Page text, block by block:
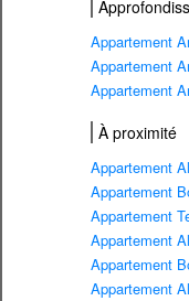
Appartement
Appartement
Appartement
À proximité
Appartement
Appartement
Appartement
Appartement
Appartement
Appartement